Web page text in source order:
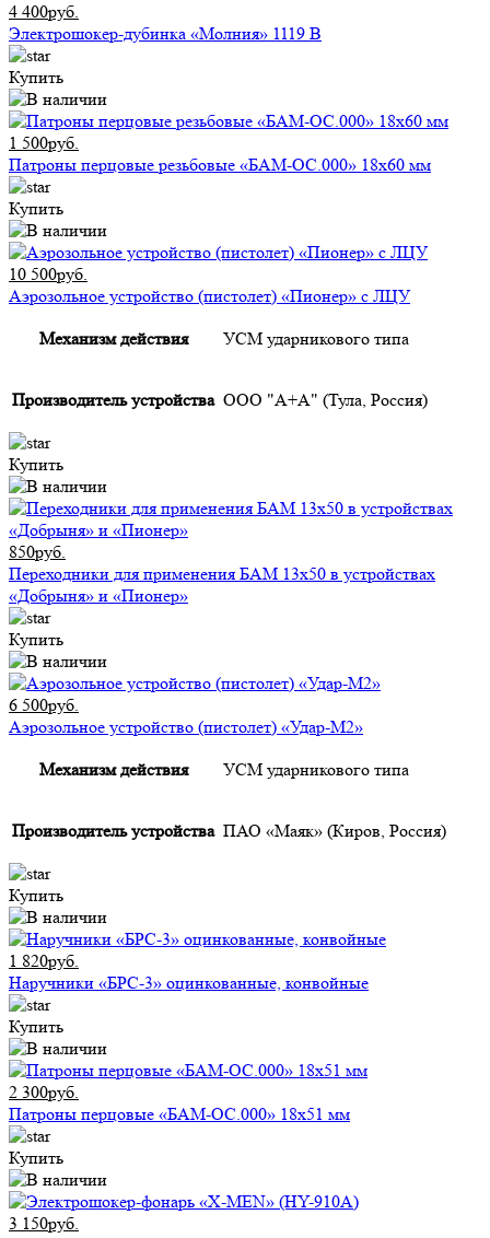
4 400руб.
Электрошокер-дубинка «Молния» 1119 В
Купить
1 500руб.
Патроны перцовые резьбовые «БАМ-ОС.000» 18х60 мм
Купить
10 500руб.
Аэрозольное устройство (пистолет) «Пионер» с ЛЦУ
Механизм действия УСМ ударникового типа
Производитель устройства ООО "А+А" (Тула, Россия)
Купить
850руб.
Переходники для применения БАМ 13x50 в устройствах
«Добрыня» и «Пионер»
Купить
6 500руб.
Аэрозольное устройство (пистолет) «Удар-М2»
Механизм действия УСМ ударникового типа
Производитель устройства ПАО «Маяк» (Киров, Россия)
Купить
1 820руб.
Наручники «БРС-3» оцинкованные, конвойные
Купить
2 300руб.
Патроны перцовые «БАМ-ОС.000» 18х51 мм
Купить
3 150руб.